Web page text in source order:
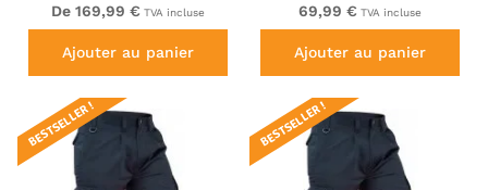
De 169,99 € TVA incluse
Ajouter au panier
69,99 € TVA incluse
Ajouter au panier
BESTSELLER ! BESTSELLER !